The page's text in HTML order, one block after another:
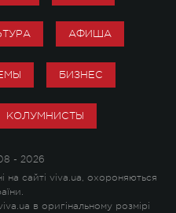
АФИША
БИЗНЕС
КОЛУМНИСТЫ
- 2026
на сайті viva.ua, охороняються
в оригінальному розмірі